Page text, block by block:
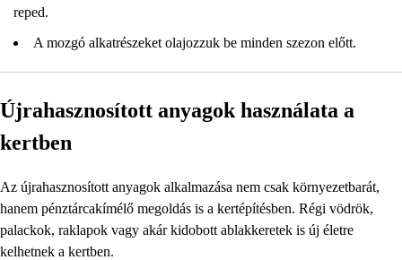
reped.
A mozgó alkatrészeket olajozzuk be minden szezon előtt.
Újrahasznosított anyagok használata a
kertben
Az újrahasznosított anyagok alkalmazása nem csak környezetbarát,
hanem pénztárcakímélő megoldás is a kertépítésben. Régi vödrök,
palackok, raklapok vagy akár kidobott ablakkeretek is új életre
kelhetnek a kertben.